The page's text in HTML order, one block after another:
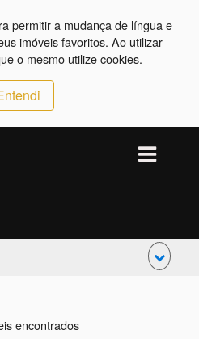
permitir a mudança de língua e
imóveis favoritos. Ao utilizar
o mesmo utilize cookies.
encontrados